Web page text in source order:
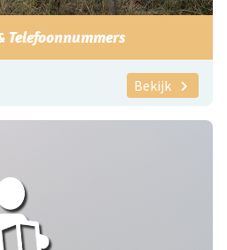
Telefoonnummers
Bekijk